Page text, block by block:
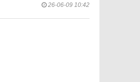
26-06-09 10:42